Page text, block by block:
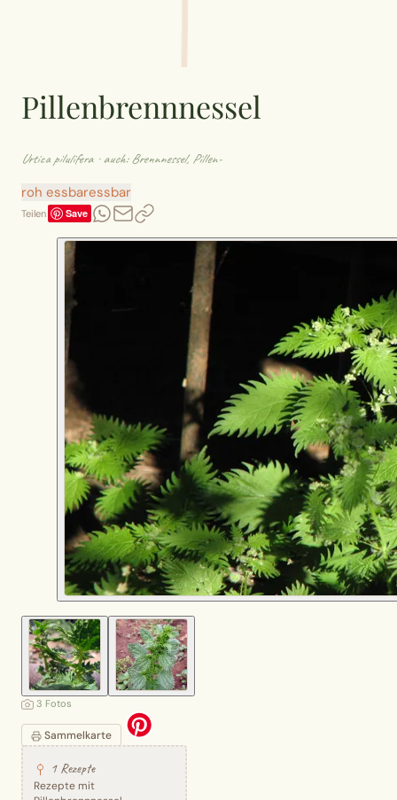
Pillenbrennnessel
Urtica pilulifera · auch: Brennnessel, Pillen-
roh essbaressbar
Teilen Save
3 Fotos
Sammelkarte
1 Rezepte
Rezepte mit